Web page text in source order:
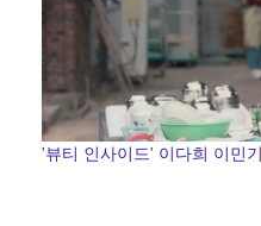
'뷰티 인사이드' 이다희 이민